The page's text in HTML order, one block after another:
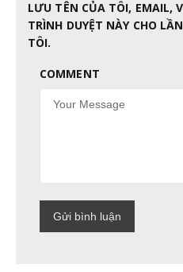
LƯU TÊN CỦA TÔI, EMAIL,
TRÌNH DUYỆT NÀY CHO
TÔI.
COMMENT